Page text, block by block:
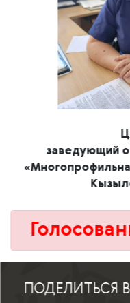
заведующий
ПОДЕЛИТЬСЯ